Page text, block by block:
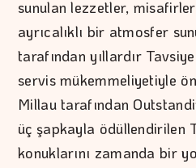
sunulan lezzetler,
ayrıcalıklı bir atmosfer
tarafından yıllardır
servis mükemmeliyetiyle
Millau tarafından
üç şapkayla ödüllendirilen
konuklarını zamanda bir